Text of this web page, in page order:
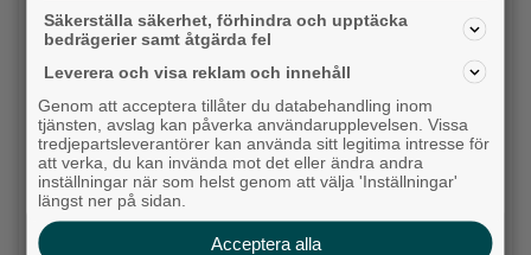
Karnevalstämning på Backadagen
Bjöds på trummor, såpbubblor och grillade räkor
Säkerställa säkerhet, förhindra och upptäcka
bedrägerier samt åtgärda fel
Leverera och visa reklam och innehåll
Genom att acceptera tillåter du databehandling inom
tjänsten, avslag kan påverka användarupplevelsen. Vissa
tredjepartsleverantörer kan använda sitt legitima intresse för
att verka, du kan invända mot det eller ändra andra
inställningar när som helst genom att välja 'Inställningar'
längst ner på sidan.
Acceptera alla